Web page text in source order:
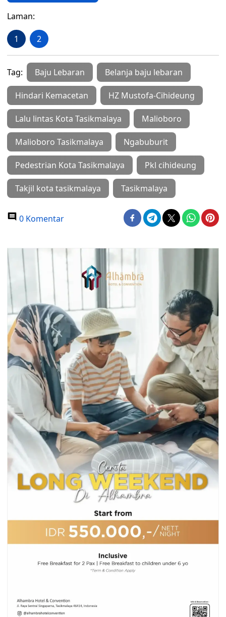
Laman:
1 2
Tag: Baju Lebaran Belanja baju lebaran
Hindari Kemacetan HZ Mustofa-Cihideung
Lalu lintas Kota Tasikmalaya Malioboro
Malioboro Tasikmalaya Ngabuburit
Pedestrian Kota Tasikmalaya Pkl cihideung
Takjil kota tasikmalaya Tasikmalaya
0 Komentar